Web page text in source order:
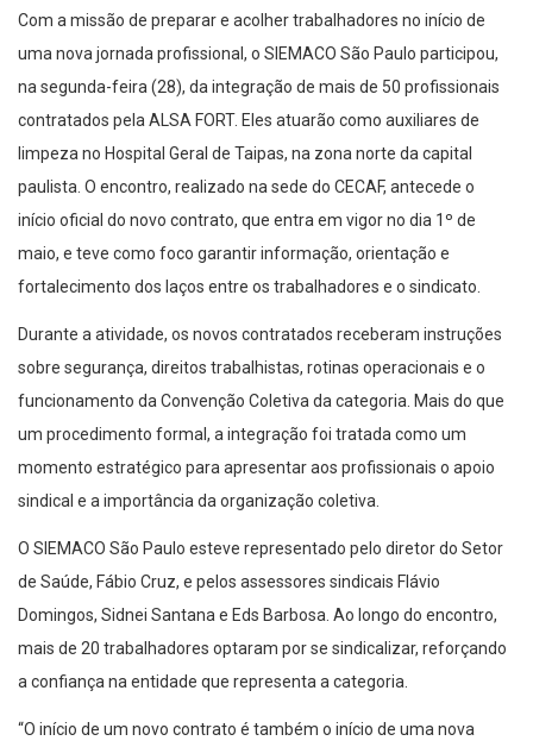
Com a missão de preparar e acolher trabalhadores no início de
uma nova jornada profissional, o SIEMACO São Paulo participou,
na segunda-feira (28), da integração de mais de 50 profissionais
contratados pela ALSA FORT. Eles atuarão como auxiliares de
limpeza no Hospital Geral de Taipas, na zona norte da capital
paulista. O encontro, realizado na sede do CECAF, antecede o
início oficial do novo contrato, que entra em vigor no dia 1º de
maio, e teve como foco garantir informação, orientação e
fortalecimento dos laços entre os trabalhadores e o sindicato.
Durante a atividade, os novos contratados receberam instruções
sobre segurança, direitos trabalhistas, rotinas operacionais e o
funcionamento da Convenção Coletiva da categoria. Mais do que
um procedimento formal, a integração foi tratada como um
momento estratégico para apresentar aos profissionais o apoio
sindical e a importância da organização coletiva.
O SIEMACO São Paulo esteve representado pelo diretor do Setor
de Saúde, Fábio Cruz, e pelos assessores sindicais Flávio
Domingos, Sidnei Santana e Eds Barbosa. Ao longo do encontro,
mais de 20 trabalhadores optaram por se sindicalizar, reforçando
a confiança na entidade que representa a categoria.
“O início de um novo contrato é também o início de uma nova